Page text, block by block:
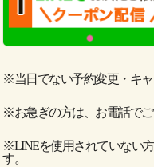
※当日でない予約変更・キャ
※お急ぎの方は、お電話でご
※LINEを使用されていない
す。